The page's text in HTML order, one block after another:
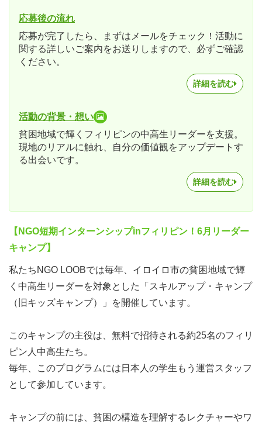
応募後の流れ
応募が完了したら、まずはメールをチェック！活動に
関する詳しいご案内をお送りしますので、必ずご確認
ください。
詳細を読む
活動の背景・想い
貧困地域で輝くフィリピンの中高生リーダーを支援。
現地のリアルに触れ、自分の価値観をアップデートす
る出会いです。
詳細を読む
【NGO短期インターンシップinフィリピン！6月リーダー
キャンプ】
私たちNGO LOOBでは毎年、イロイロ市の貧困地域で輝
く中高生リーダーを対象とした「スキルアップ・キャンプ
（旧キッズキャンプ）」を開催しています。
このキャンプの主役は、無料で招待される約25名のフィリ
ピン人中高生たち。
毎年、このプログラムには日本人の学生もう運営スタッフ
として参加しています。
キャンプの前には、貧困の構造を理解するレクチャーやワ